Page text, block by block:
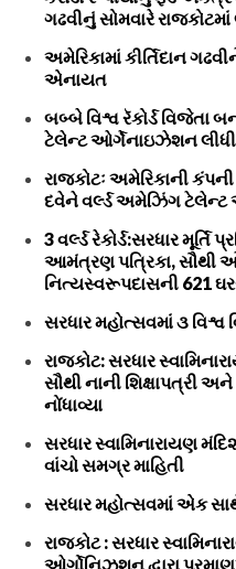
ગઢવીનું સોમવારે
અમેરિકામાં કીર્તિદાન
એનાયત
બબ્બે વિશ્વ રૅકોર્ડ વિજેતા
ટેલેન્ટ ઓર્ગેનાઇઝેશન લીધી
રાજકોટઃ અમેરિકાની
દવેને વર્લ્ડ અમેઝિંગ ટેલેન્ટ
3 વર્લ્ડ રેકોર્ડ:સરધાર મૂર્તિ
આમંત્રણ પત્રિકા, સૌથી
નિત્યસ્વરૂપદાસની 621
સરધાર મહોત્સવમાં ૩ વિશ્વ
રાજકોટ: સરધાર
સૌથી નાની શિક્ષાપત્રી
નોંધાવ્યા
સરધાર સ્વામિનારાયણ
વાંચો સમગ્ર માહિતી
સરધાર મહોત્સવમાં એક સાથે
રાજકોટ : સરધાર
ઓર્ગોનિઝશન દ્વારા